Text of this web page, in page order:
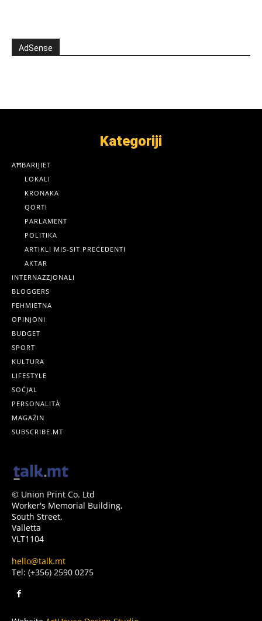
AdSense
Kategoriji
AĦBARIJIET
LOKALI
KRONAKA
QORTI
PARLAMENT
POLITIKA
ARTIKLI MIS-SIT PREĊEDENTI
AKTAR
INTERNAZZJONALI
BLOGGERS
FEHMIETNA
OPINJONI
BUDGET
SPORT
KULTURA
LIFESTYLE
SOĊJAL
PERSONALITÀ
MAGAŻIN
SUBSCRIBE.MT
© Union Print Co. Ltd
Worker's Memorial Building,
South Street,
Valletta
VLT1104
hello@talk.mt
Tel: (+356) 2590 0275